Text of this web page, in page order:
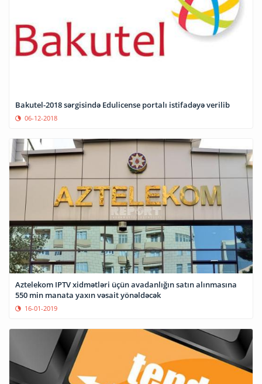
Bakutel-2018 sərgisində Edulicense portalı istifadəyə verilib
06-12-2018
Aztelekom IPTV xidmətləri üçün avadanlığın satın alınmasına
550 min manata yaxın vəsait yönəldəcək
16-01-2019